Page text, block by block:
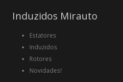
Induzidos Mirauto
Estatores
Induzidos
Rotores
Novidades!